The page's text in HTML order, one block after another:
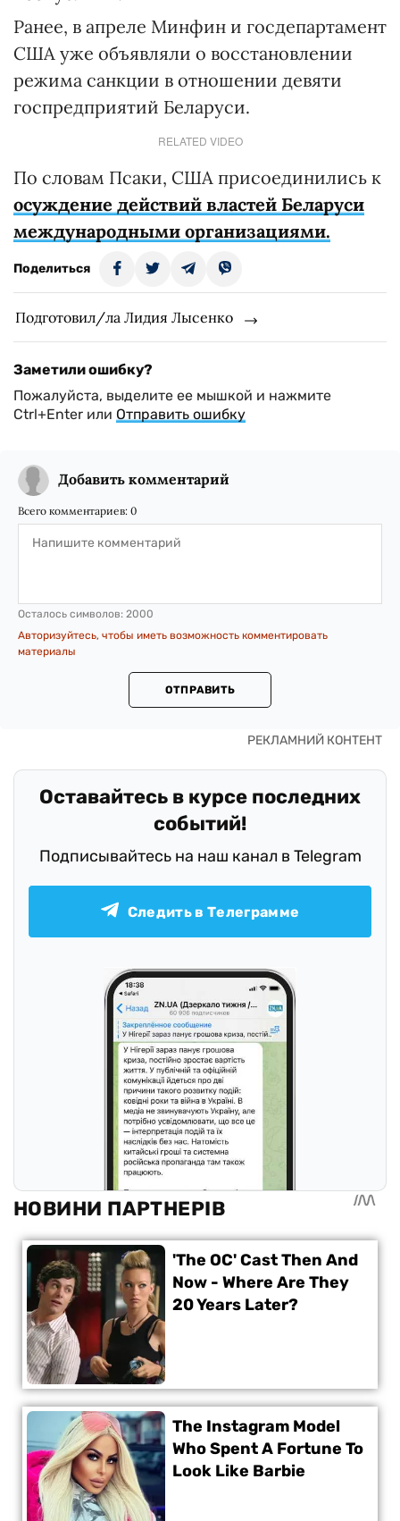
Ранее, в апреле Минфин и госдепартамент
США уже объявляли о восстановлении
режима санкции в отношении девяти
госпредприятий Беларуси.
RELATED VIDEO
По словам Псаки, США присоединились к
осуждение действий властей Беларуси
международными организациями.
Поделиться
Подготовил/ла Лидия Лысенко
Заметили ошибку?
Пожалуйста, выделите ее мышкой и нажмите
Ctrl+Enter или Отправить ошибку
Добавить комментарий
Всего комментариев: 0
Осталось символов: 2000
Авторизуйтесь, чтобы иметь возможность комментировать
материалы
ОТПРАВИТЬ
Оставайтесь в курсе последних
событий!
Подписывайтесь на наш канал в Telegram
Следить в Телеграмме